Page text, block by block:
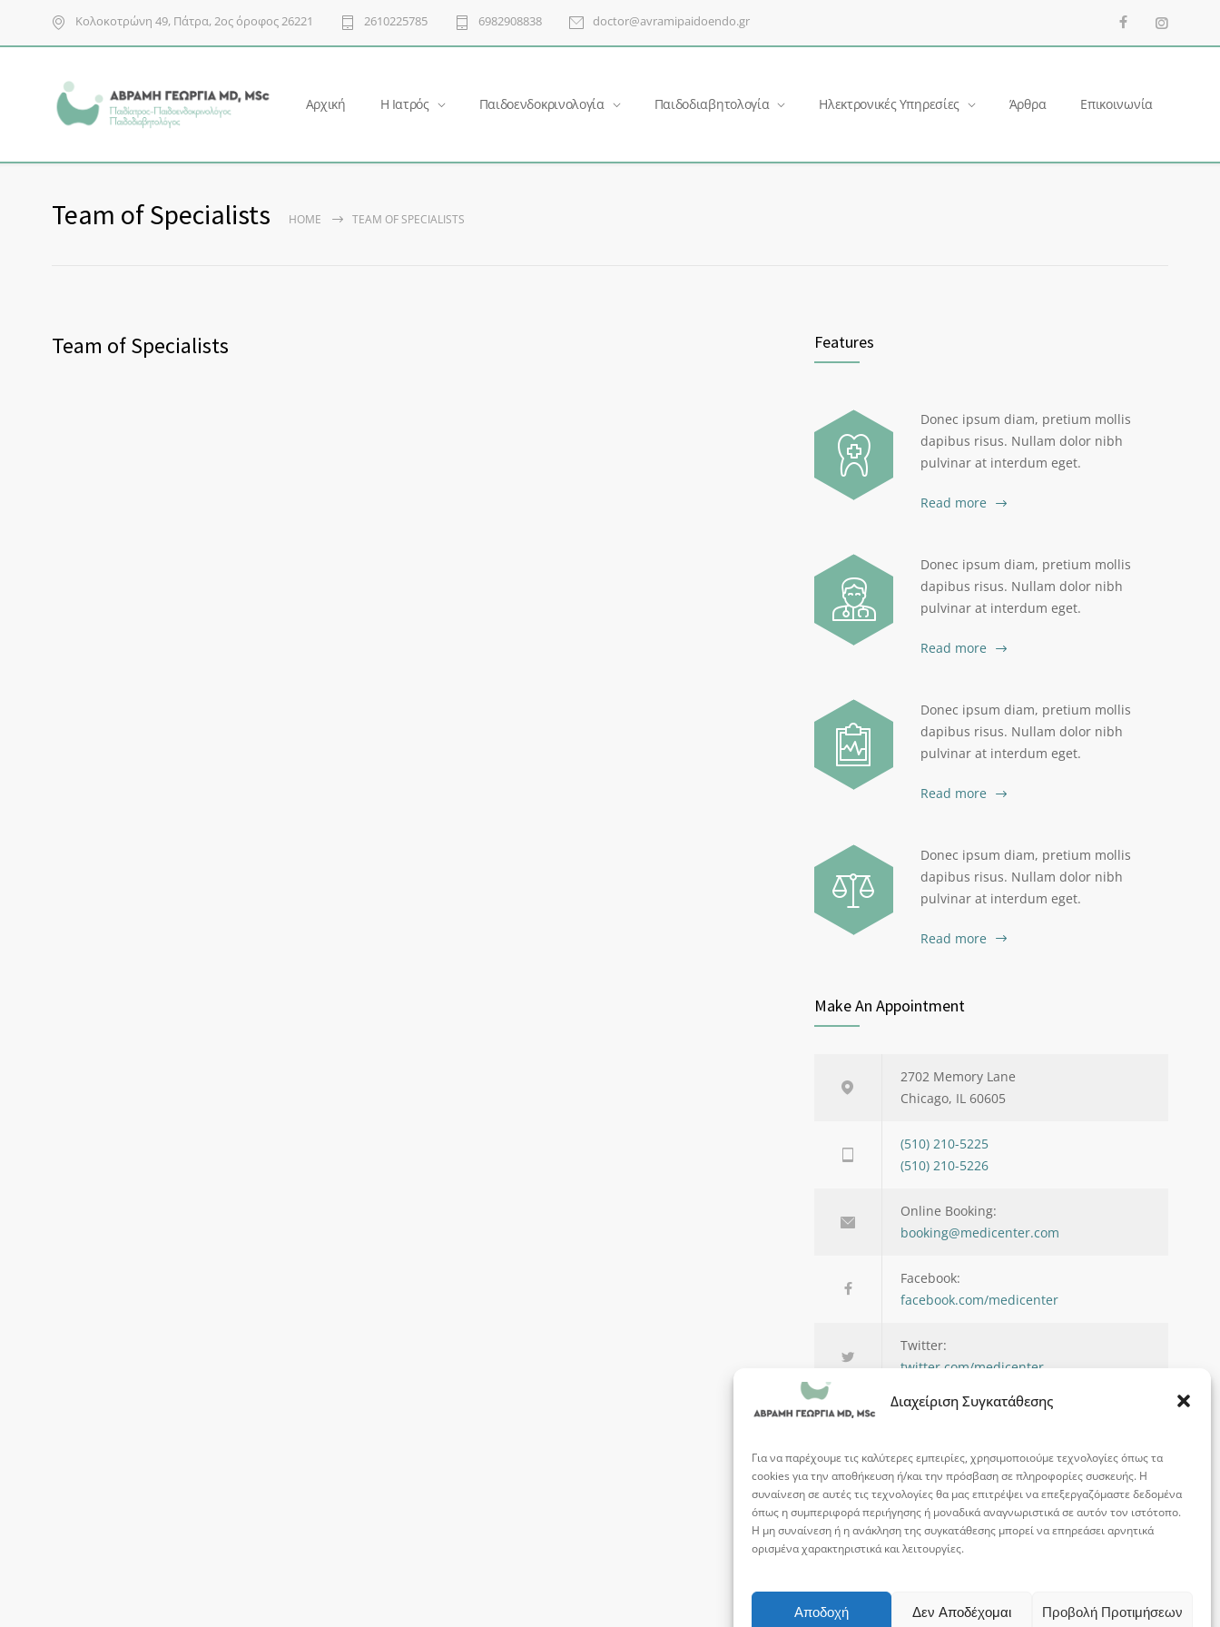
Διαχείριση Συγκατάθεσης
Για να παρέχουμε τις καλύτερες εμπειρίες, χρησιμοποιούμε τεχνολογίες όπως τα
cookies για την αποθήκευση ή/και την πρόσβαση σε πληροφορίες συσκευής. Η
συναίνεση σε αυτές τις τεχνολογίες θα μας επιτρέψει να επεξεργαζόμαστε δεδομένα
όπως η συμπεριφορά περιήγησης ή μοναδικά αναγνωριστικά σε αυτόν τον ιστότοπο.
Η μη συναίνεση ή η ανάκληση της συγκατάθεσης μπορεί να επηρεάσει αρνητικά
ορισμένα χαρακτηριστικά και λειτουργίες.
Αποδοχή Δεν Αποδέχομαι Προβολή Προτιμήσεων
Κολοκοτρώνη 49, Πάτρα, 2ος όροφος 26221 2610225785 6982908838 doctor@avramipaidoendo.gr
Αρχική Η Ιατρός Παιδοενδοκρινολογία Παιδοδιαβητολογία Ηλεκτρονικές Υπηρεσίες Άρθρα Επικοινωνία
Team of Specialists HOME TEAM OF SPECIALISTS
Team of Specialists Features
Donec ipsum diam, pretium mollis
dapibus risus. Nullam dolor nibh
pulvinar at interdum eget.
Read more
Donec ipsum diam, pretium mollis
dapibus risus. Nullam dolor nibh
pulvinar at interdum eget.
Read more
Donec ipsum diam, pretium mollis
dapibus risus. Nullam dolor nibh
pulvinar at interdum eget.
Read more
Donec ipsum diam, pretium mollis
dapibus risus. Nullam dolor nibh
pulvinar at interdum eget.
Read more
Make An Appointment
2702 Memory Lane
Chicago, IL 60605
(510) 210-5225
(510) 210-5226
Online Booking:
booking@medicenter.com
Facebook:
facebook.com/medicenter
Twitter:
twitter.com/medicenter
Being in control of your life and having realistic
expectations about your day-to-day challenges are
the keys to stress management.